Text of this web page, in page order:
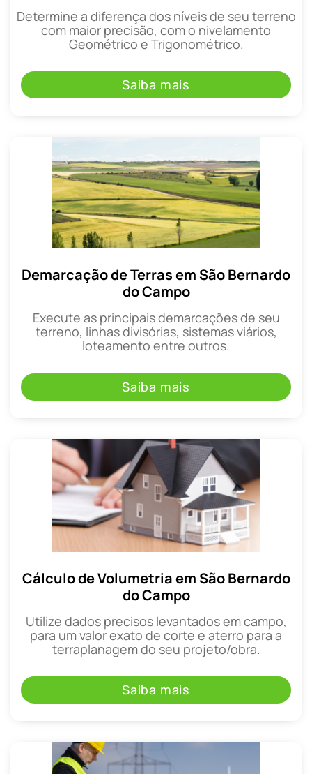
Determine a diferença dos níveis de seu terreno
com maior precisão, com o nivelamento
Geométrico e Trigonométrico.
Saiba mais
Demarcação de Terras em São Bernardo
do Campo
Execute as principais demarcações de seu
terreno, linhas divisórias, sistemas viários,
loteamento entre outros.
Saiba mais
Cálculo de Volumetria em São Bernardo
do Campo
Utilize dados precisos levantados em campo,
para um valor exato de corte e aterro para a
terraplanagem do seu projeto/obra.
Saiba mais